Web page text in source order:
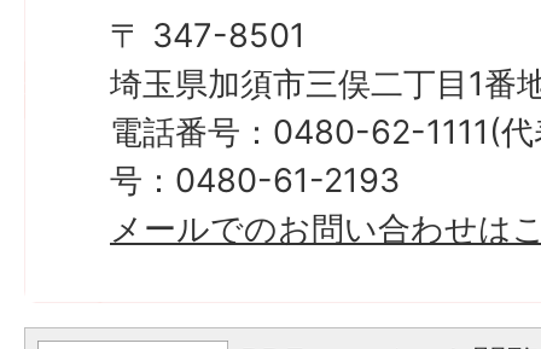
〒 347-8501
埼玉県加須市三俣二丁目1番
電話番号：0480-62-1111(
号：0480-61-2193
メールでのお問い合わせは